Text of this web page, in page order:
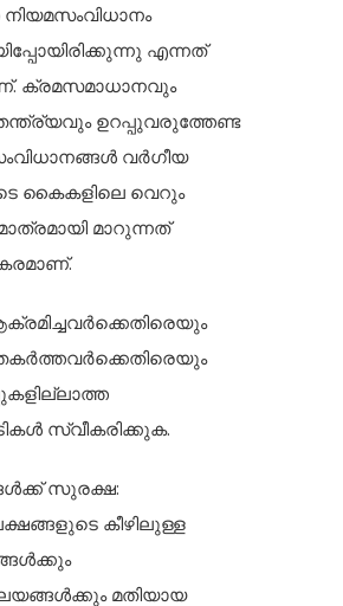
എന്നത്
ക്രമസമാധാനവും
ഉറപ്പുവരുത്തേണ്ട
വർഗീയ
കൈകളിലെ വെറും
മാറുന്നത്
സ്വീകരിക്കുക.
സുരക്ഷ:
കീഴിലുള്ള
മതിയായ